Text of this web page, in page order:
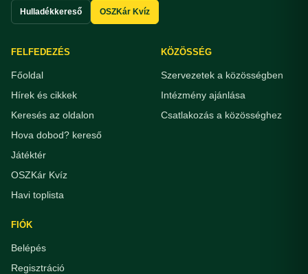
Hulladékkereső OSZKár Kvíz
FELFEDEZÉS
Főoldal
Hírek és cikkek
Keresés az oldalon
Hova dobod? kereső
Játéktér
OSZKár Kvíz
Havi toplista
KÖZÖSSÉG
Szervezetek a közösségben
Intézmény ajánlása
Csatlakozás a közösséghez
FIÓK
Belépés
Regisztráció